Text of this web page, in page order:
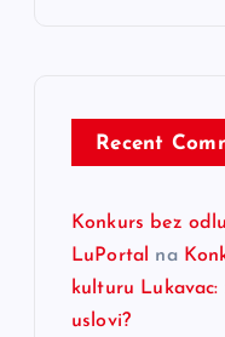
Recent
Konkurs bez
LuPortal
na
kulturu
uslovi?